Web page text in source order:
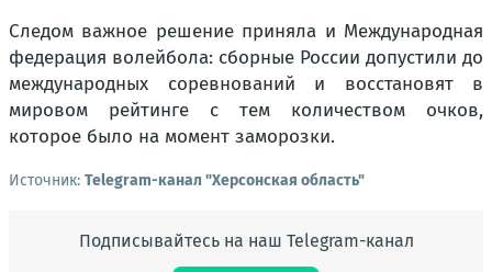
Следом важное решение приняла и Международная
федерация волейбола: сборные России допустили до
международных соревнований и восстановят в
мировом рейтинге с тем количеством очков,
которое было на момент заморозки.
Источник: Telegram-канал "Херсонская область"
Подписывайтесь на наш Telegram-канал